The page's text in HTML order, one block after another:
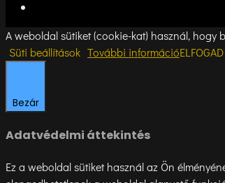
A weboldal sütiket (cookie-kat) használ, hogy
Süti beállítások További információELFOGAD
Bezár
Adatvédelmi áttekintés
Ez a weboldal sütiket használ az Ön